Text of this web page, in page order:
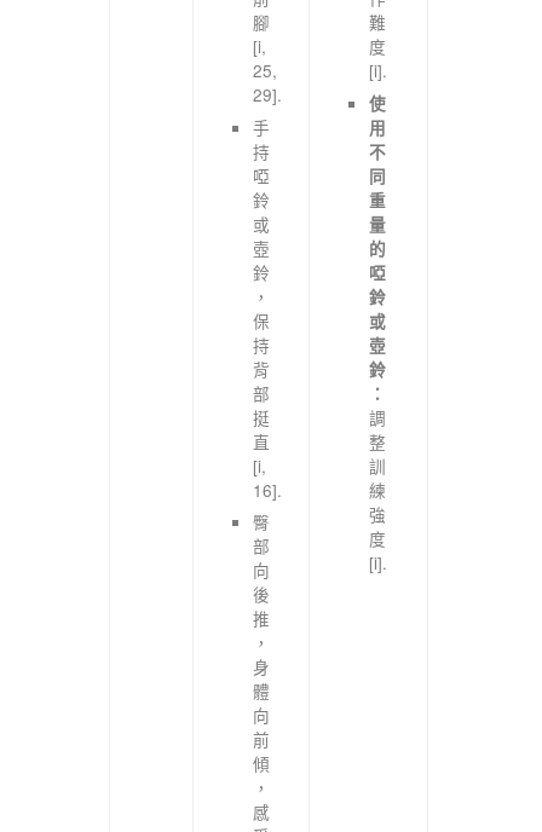
腳
[i,
25,
29].
手
持
啞
鈴
或
壺
鈴
，
保
持
背
部
挺
直
[i,
16].
臀
部
向
後
推
，
身
體
向
前
傾
，
感
難
度
[i].
使
用
不
同
重
量
的
啞
鈴
或
壺
鈴
：
調
整
訓
練
強
度
[i].